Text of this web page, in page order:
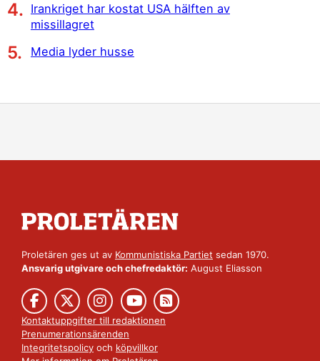
Irankriget har kostat USA hälften av
missillagret
Media lyder husse
Proletären ges ut av Kommunistiska Partiet sedan 1970.
Ansvarig utgivare och chefredaktör: August Eliasson
Kontaktuppgifter till redaktionen
Prenumerationsärenden
Integritetspolicy och köpvillkor